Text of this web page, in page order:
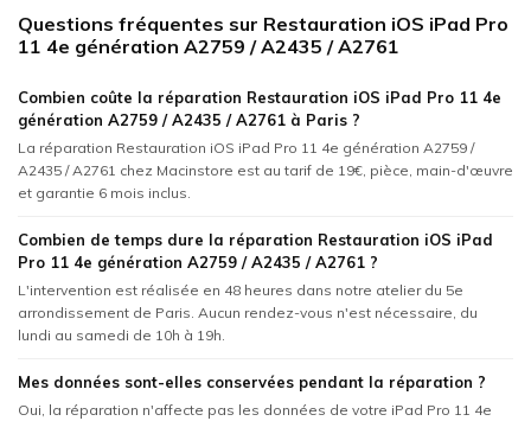
Questions fréquentes sur Restauration iOS iPad Pro
11 4e génération A2759 / A2435 / A2761
Combien coûte la réparation Restauration iOS iPad Pro 11 4e
génération A2759 / A2435 / A2761 à Paris ?
La réparation Restauration iOS iPad Pro 11 4e génération A2759 /
A2435 / A2761 chez Macinstore est au tarif de 19€, pièce, main-d'œuvre
et garantie 6 mois inclus.
Combien de temps dure la réparation Restauration iOS iPad
Pro 11 4e génération A2759 / A2435 / A2761 ?
L'intervention est réalisée en 48 heures dans notre atelier du 5e
arrondissement de Paris. Aucun rendez-vous n'est nécessaire, du
lundi au samedi de 10h à 19h.
Mes données sont-elles conservées pendant la réparation ?
Oui, la réparation n'affecte pas les données de votre iPad Pro 11 4e